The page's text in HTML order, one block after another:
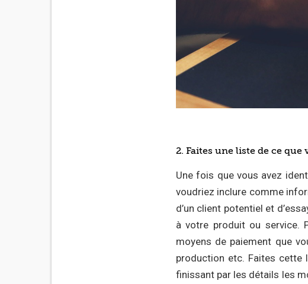
2. Faites une liste de ce que
Une fois que vous avez
voudriez inclure comme
d’un client potentiel et
à votre produit ou service.
moyens de paiement que
production etc. Faites cette
finissant par les détails les